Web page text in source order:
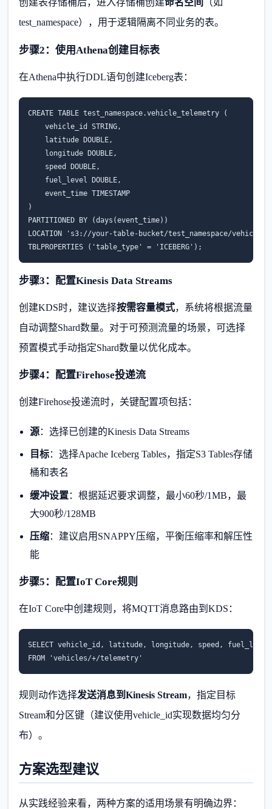
创建表存储桶后，进入存储桶创建命名空间
（如
test_namespace），用于逻辑隔离不同业务的表。
步骤2：使用Athena创建目标表
在Athena中执行DDL语句创建Iceberg表：
CREATE TABLE test_namespace.vehicle_telemetry (
    vehicle_id STRING,
    latitude DOUBLE,
    longitude DOUBLE,
    speed DOUBLE,
    fuel_level DOUBLE,
    event_time TIMESTAMP
)
PARTITIONED BY (days(event_time))
LOCATION 's3://your-table-bucket/test_namespace/
TBLPROPERTIES ('table_type' = 'ICEBERG');
步骤3：配置Kinesis Data Streams
创建KDS时，建议选择按需容量模式，系统将根据流量
自动调整Shard数量。对于可预测流量的场景，可选择
预置模式手动指定Shard数量以优化成本。
步骤4：配置Firehose投递流
创建Firehose投递流时，关键配置项包括：
源：选择已创建的Kinesis Data Streams
目标：选择Apache Iceberg Tables，指定S3 Tables存储
桶和表名
缓冲设置：根据延迟要求调整，最小60秒/1MB，最
大900秒/128MB
压缩：建议启用SNAPPY压缩，平衡压缩率和解压性
能
步骤5：配置IoT Core规则
在IoT Core中创建规则，将MQTT消息路由到KDS：
SELECT vehicle_id, latitude, longitude, speed,
FROM 'vehicles/+/telemetry'
规则动作选择发送消息到Kinesis Stream，指定目标
Stream和分区键（建议使用vehicle_id实现数据均匀分
布）。
方案选型建议
从实践经验来看，两种方案的适用场景有明确边界：